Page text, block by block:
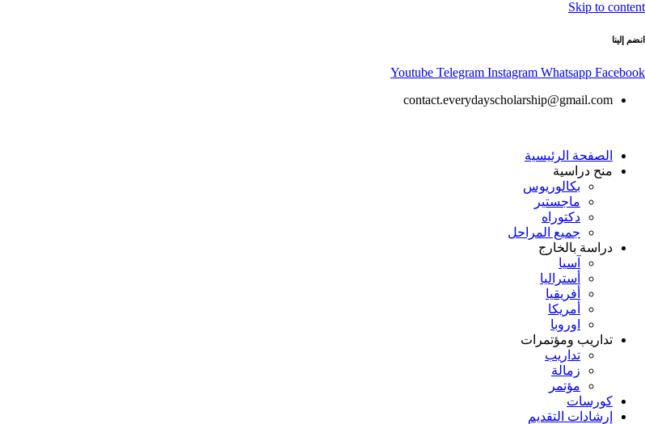
Skip to content
انضم إلينا
Youtube Telegram Instagram Whatsapp Facebook
contact.everydayscholarship@gmail.com
الصفحة الرئيسية
منح دراسية
بكالوريوس
ماجستير
دكتوراه
جميع المراحل
دراسة بالخارج
آسيا
أستراليا
أفريقيا
أمريكا
اوروبا
تداريب ومؤتمرات
تداريب
زمالة
مؤتمر
كورسات
إرشادات التقديم